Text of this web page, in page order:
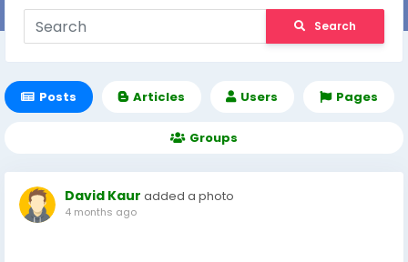
Search
Posts Articles Users Pages
Groups
David Kaur added a photo
4 months ago